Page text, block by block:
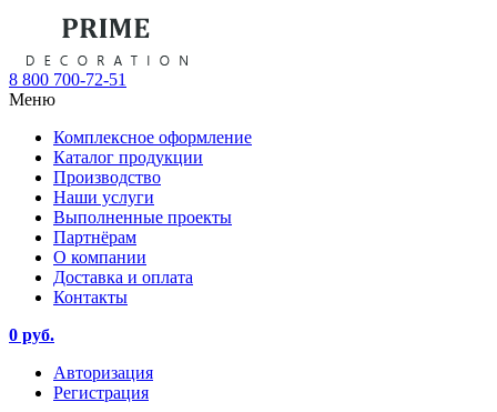
8 800 700-72-51
Меню
Комплексное оформление
Каталог продукции
Производство
Наши услуги
Выполненные проекты
Партнёрам
О компании
Доставка и оплата
Контакты
0 руб.
Авторизация
Регистрация